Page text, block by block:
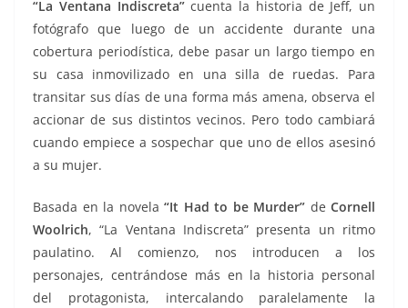
“La Ventana Indiscreta”cuenta la historia de Jeff, un
fotógrafo que luego de un accidente durante una
cobertura periodística, debe pasar un largo tiempo en
su casa inmovilizado en una silla de ruedas. Para
transitar sus días de una forma más amena, observa el
accionar de sus distintos vecinos. Pero todo cambiará
cuando empiece a sospechar que uno de ellos asesinó
a su mujer.
Basada en la novela “It Had to be Murder” de Cornell
Woolrich, “La Ventana Indiscreta” presenta un ritmo
paulatino. Al comienzo, nos introducen a los
personajes, centrándose más en la historia personal
del protagonista, intercalando paralelamente la